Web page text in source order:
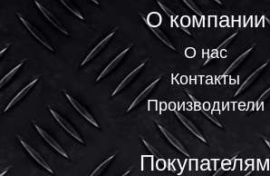
О компании
О нас
Контакты
Производители
Покупателям